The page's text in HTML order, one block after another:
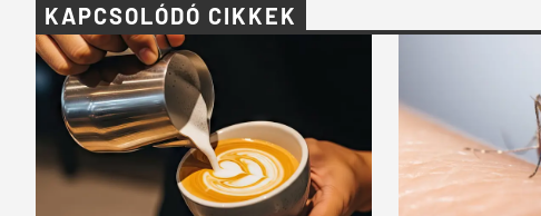
KAPCSOLÓDÓ CIKKEK